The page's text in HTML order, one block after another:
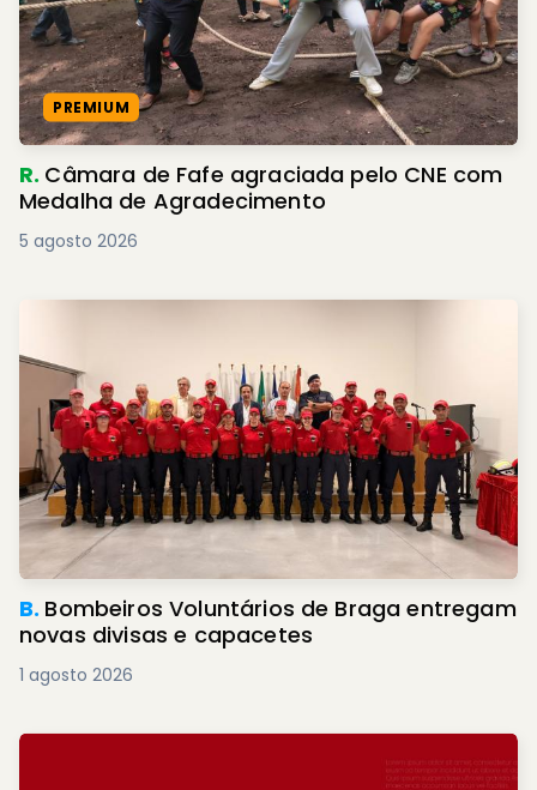
PREMIUM
R. Câmara de Fafe agraciada pelo CNE com
Medalha de Agradecimento
5 agosto 2026
B. Bombeiros Voluntários de Braga entregam
novas divisas e capacetes
1 agosto 2026